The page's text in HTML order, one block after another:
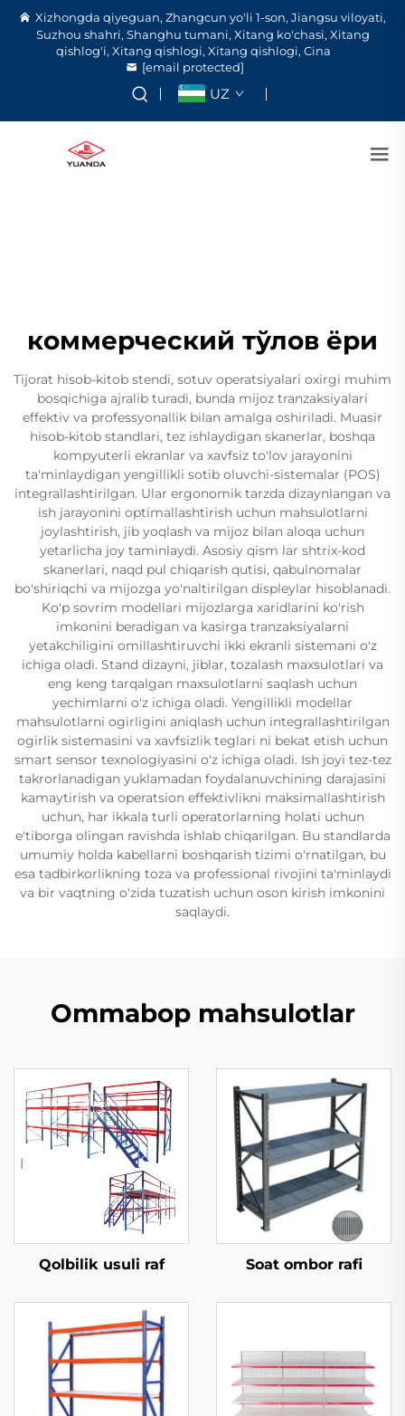
Xizhongda qiyeguan, Zhangcun yo'li 1-son, Jiangsu viloyati,
Suzhou shahri, Shanghu tumani, Xitang ko'chasi, Xitang
qishlog'i, Xitang qishlogi, Xitang qishlogi, Cina
[email protected]
UZ
коммерческий тўлов ёри
Tijorat hisob-kitob stendi, sotuv operatsiyalari oxirgi muhim
bosqichiga ajralib turadi, bunda mijoz tranzaksiyalari
effektiv va professyonallik bilan amalga oshiriladi. Muasir
hisob-kitob standlari, tez ishlaydigan skanerlar, boshqa
kompyuterli ekranlar va xavfsiz to'lov jarayonini
ta'minlaydigan yengillikli sotib oluvchi-sistemalar (POS)
integrallashtirilgan. Ular ergonomik tarzda dizaynlangan va
ish jarayonini optimallashtirish uchun mahsulotlarni
joylashtirish, jib yoqlash va mijoz bilan aloqa uchun
yetarlicha joy taminlaydi. Asosiy qism lar shtrix-kod
skanerlari, naqd pul chiqarish qutisi, qabulnomalar
bo'shiriqchi va mijozga yo'naltirilgan displeylar hisoblanadi.
Ko'p sovrim modellari mijozlarga xaridlarini ko'rish
imkonini beradigan va kasirga tranzaksiyalarni
yetakchiligini omillashtiruvchi ikki ekranli sistemani o'z
ichiga oladi. Stand dizayni, jiblar, tozalash maxsulotlari va
eng keng tarqalgan maxsulotlarni saqlash uchun
yechimlarni o'z ichiga oladi. Yengillikli modellar
mahsulotlarni ogirligini aniqlash uchun integrallashtirilgan
ogirlik sistemasini va xavfsizlik teglari ni bekat etish uchun
smart sensor texnologiyasini o'z ichiga oladi. Ish joyi tez-tez
takrorlanadigan yuklamadan foydalanuvchining darajasini
kamaytirish va operatsion effektivlikni maksimallashtirish
uchun, har ikkala turli operatorlarning holati uchun
e'tiborga olingan ravishda ishlab chiqarilgan. Bu standlarda
umumiy holda kabellarni boshqarish tizimi o'rnatilgan, bu
esa tadbirkorlikning toza va professional rivojini ta'minlaydi
va bir vaqtning o'zida tuzatish uchun oson kirish imkonini
saqlaydi.
Ommabop mahsulotlar
Qolbilik usuli raf Soat ombor rafi